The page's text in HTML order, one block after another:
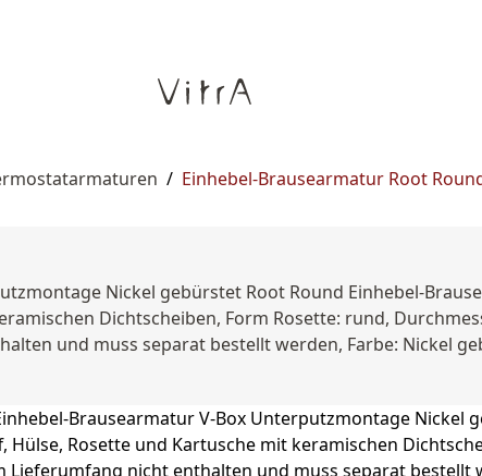
/ Einhebel-Brausearmatur Root
Nickel gebürstet Root Round Einhebel-
Dichtscheiben, Form Rosette: rund,
und muss separat bestellt werden, Farbe: Nickel